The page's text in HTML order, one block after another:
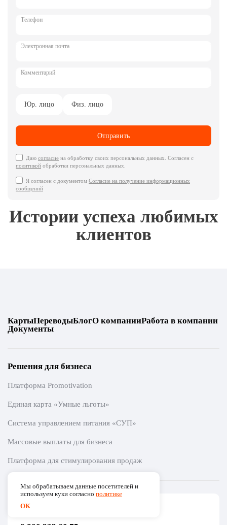
Телефон
Электронная почта
Комментарий
Юр. лицо Физ. лицо
Даю cогласие на обработку своих персональных данных. Согласен с
политикой обработки персональных данных.
Я согласен с документом Согласие на получение информационных
сообщений
Отправить
Истории успеха любимых
клиентов
КартыПереводыБлогО компанииРабота в компании
Документы
Решения для бизнеса
Платформа Promotivation
Единая карта «Умные льготы»
Система управлением питания «СУП»
Массовые выплаты для бизнеса
Платформа для стимулирования продаж
Связь с компанией
Мы обрабатываем данные посетителей и
используем куки согласно политике
OK